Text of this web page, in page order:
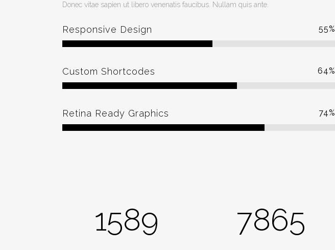
Donec vitae sapien ut libero venenatis faucibus. Nullam quis ante.
Responsive Design 55%
Custom Shortcodes 64%
Retina Ready Graphics 74%
1589 7865